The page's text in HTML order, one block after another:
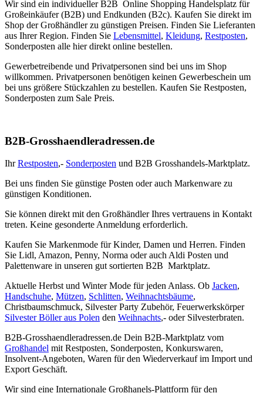
Wir sind ein individueller B2B Online Shopping Handelsplatz für
Großeinkäufer (B2B) und Endkunden (B2c). Kaufen Sie direkt im
Shop der Großhändler zu günstigen Preisen. Finden Sie Lieferanten
aus Ihrer Region. Finden Sie Lebensmittel, Kleidung, Restposten,
Sonderposten alle hier direkt online bestellen.
Gewerbetreibende und Privatpersonen sind bei uns im Shop
willkommen. Privatpersonen benötigen keinen Gewerbeschein um
bei uns größere Stückzahlen zu bestellen. Kaufen Sie Restposten,
Sonderposten zum Sale Preis.
B2B-Grosshaendleradressen.de
IhrRestposten,- Sonderposten und B2B Grosshandels-Marktplatz.
Bei uns finden Sie günstige Posten oder auch Markenware zu
günstigen Konditionen.
Sie können direkt mit den Großhändler Ihres vertrauens in Kontakt
treten. Keine gesonderte Anmeldung erforderlich.
Kaufen Sie Markenmode für Kinder, Damen und Herren. Finden
Sie Lidl, Amazon, Penny, Norma oder auch Aldi Posten und
Palettenware in unseren gut sortierten B2B Marktplatz.
Aktuelle Herbst und Winter Mode für jeden Anlass. Ob Jacken,
Handschuhe, Mützen, Schlitten, Weihnachtsbäume,
Christbaumschmuck, Silvester Party Zubehör, Feuerwerkskörper
Silvester Böller aus Polen den Weihnachts,- oder Silvesterbraten.
B2B-Grosshaendleradressen.de Dein B2B-Marktplatz vom
Großhandel mit Restposten, Sonderposten, Konkurswaren,
Insolvent-Angeboten, Waren für den Wiederverkauf im Import und
Export Geschäft.
Wir sind eine Internationale Großhanels-Plattform für den